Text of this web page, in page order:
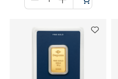
für
Warenkorb